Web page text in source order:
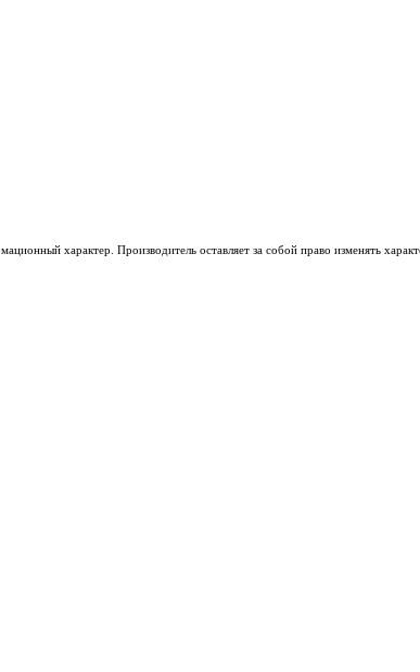
характер. Производитель оставляет за собой право изменять